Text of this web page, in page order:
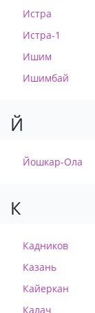
Истра
Истра-1
Ишим
Ишимбай
Й
Йошкар-Ола
К
Кадников
Казань
Кайеркан
Калач